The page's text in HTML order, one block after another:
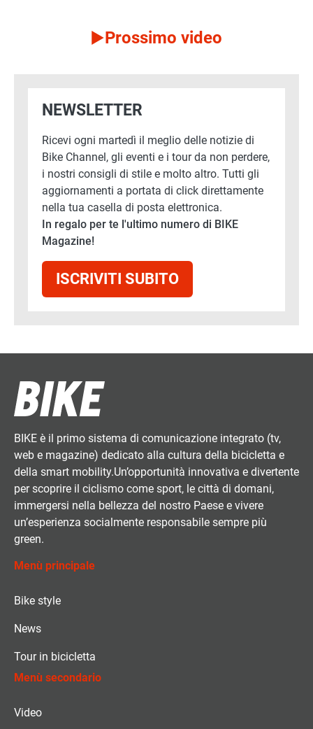
Prossimo video
NEWSLETTER
Ricevi ogni martedì il meglio delle notizie di
Bike Channel, gli eventi e i tour da non perdere,
i nostri consigli di stile e molto altro. Tutti gli
aggiornamenti a portata di click direttamente
nella tua casella di posta elettronica.
In regalo per te l'ultimo numero di BIKE
Magazine!
ISCRIVITI SUBITO
BIKE è il primo sistema di comunicazione integrato (tv,
web e magazine) dedicato alla cultura della bicicletta e
della smart mobility.Un’opportunità innovativa e divertente
per scoprire il ciclismo come sport, le città di domani,
immergersi nella bellezza del nostro Paese e vivere
un’esperienza socialmente responsabile sempre più
green.
Menù principale
Bike style
News
Tour in bicicletta
Menù secondario
Video